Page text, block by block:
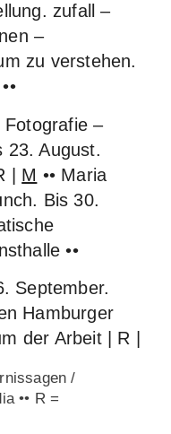
zufall –
–
zu verstehen.
••
–
23. August.
| M •• Maria
Bis 30.
••
September.
Hamburger
der Arbeit | R |
/
•• R =